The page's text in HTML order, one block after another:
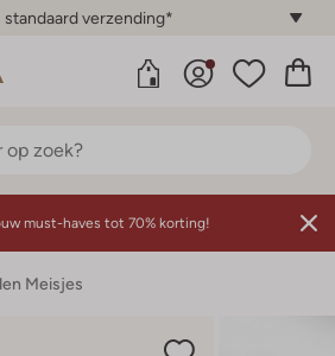
standaard verzending*
must-haves tot 70% korting!
Meisjes